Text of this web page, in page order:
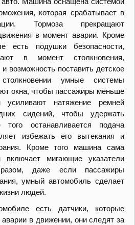
которая срабатывает в
Тормоза прекращают
в момент аварии. Кроме
есть подушки безопасности,
в момент столкновения,
возможность поставить детское
умные системы
окна, чтобы пассажиры меньше
натяжение ремней
сидений, чтобы удержать
того останавливается подача
избежать его вытекания и
Кроме того машина сама
включает мигающие указатели
даже если пассажиры
умный автомобиль сделает
людей.
есть датчики, которые
в движении, они следят за